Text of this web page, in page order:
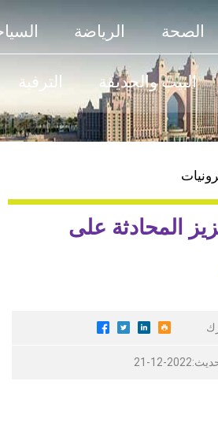
الصحة الرياضة
البيت والحديقة الترفية
المحادثة على
12-21